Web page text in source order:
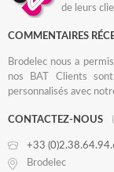
de leurs
COMMENTAIRES
Brodelec nous a
nos BAT Clients
personnalisés avec
CONTACTEZ-NOUS
+33
Brodelec